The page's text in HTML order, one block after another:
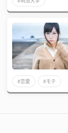
#恋愛 #モテ